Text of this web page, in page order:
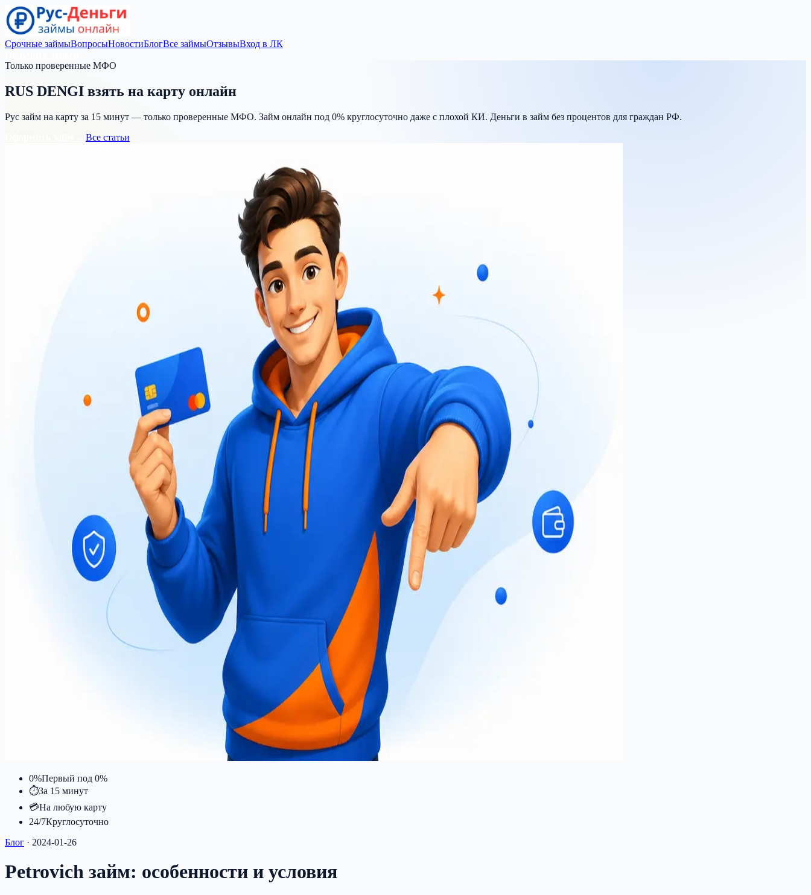
Срочные займыВопросыНовостиБлогВсе займыОтзывыВход в ЛК
Только проверенные МФО
RUS DENGI взять на карту онлайн
Рус займ на карту за 15 минут — только проверенные МФО. Займ онлайн под 0% круглосуточно даже с плохой КИ. Деньги в займ без процентов для граждан РФ.
Все статьи
0%Первый под 0%
⏱За 15 минут
💳На любую карту
24/7Круглосуточно
Блог · 2024-01-26
Petrovich займ: особенности и условия